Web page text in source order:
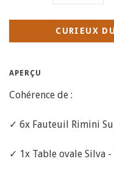
CURIEUX
APERÇU
Cohérence de :
✓ 6x Fauteuil Rimini
✓ 1x Table ovale Silva